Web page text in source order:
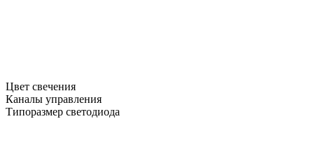
Цвет свечения
Каналы управления
Типоразмер светодиода